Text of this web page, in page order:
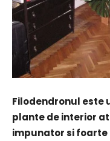
Filodendronul este
plante de interior
impunator si foarte